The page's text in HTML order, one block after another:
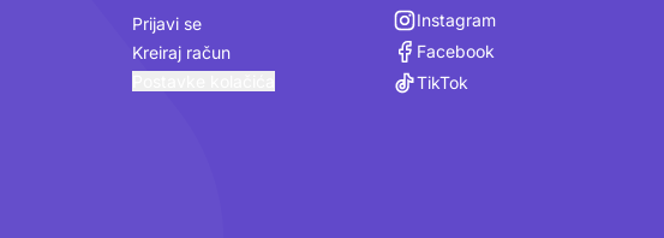
Prijavi se
Kreiraj račun
Instagram
Facebook
TikTok